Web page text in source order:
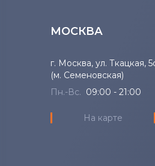
МОСКВА
г. Москва, ул. Ткацкая,
(м. Семеновская)
Пн.-Вс. 09:00 - 21:00
На карте